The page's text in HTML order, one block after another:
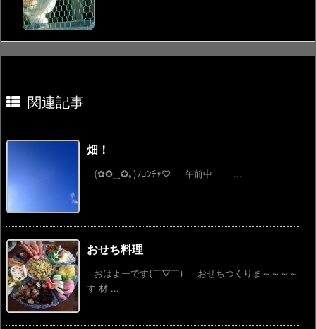
関連記事
畑！
(✿✪‿✪｡)ﾉｺﾝﾁｬ♡ 午前中 ...
おせち料理
おはよーです(￣▽￣) おせちつくりま～～～～
す 材 ...